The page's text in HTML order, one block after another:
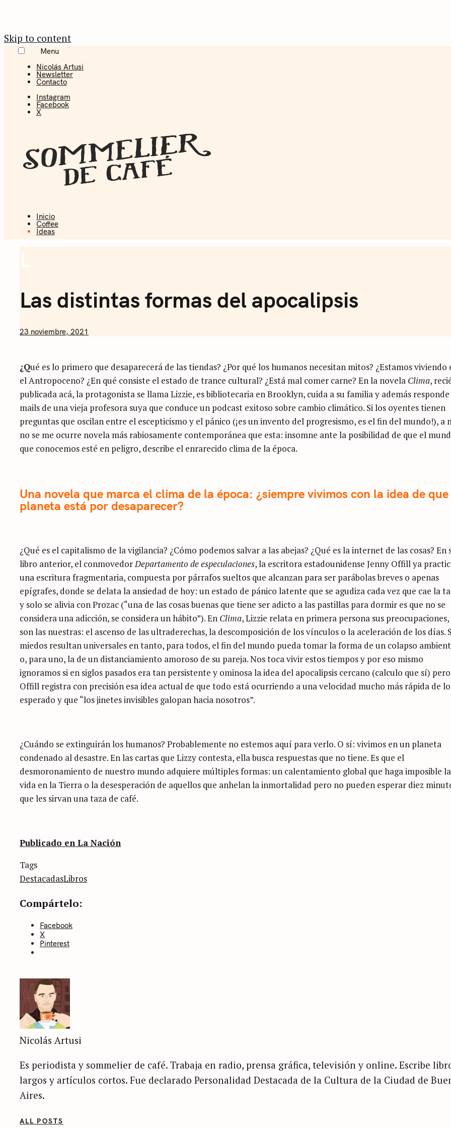
Skip to content
Menu
Nicolás Artusi
Newsletter
Contacto
Instagram
Facebook
X
Coffee + Ideas
Inicio
Coffee
Ideas
Las distintas formas del apocalipsis
by
23 noviembre, 2021
¿Qué es lo primero que desaparecerá de las tiendas? ¿Por qué los humanos necesitan mitos? ¿Estamos viviendo
el Antropoceno? ¿En qué consiste el estado de trance cultural? ¿Está mal comer carne? En la novela Clima,
publicada acá, la protagonista se llama Lizzie, es bibliotecaria en Brooklyn, cuida a su familia y además
mails de una vieja profesora suya que conduce un podcast exitoso sobre cambio climático. Si los oyentes tienen
preguntas que oscilan entre el escepticismo y el pánico (¡es un invento del progresismo, es el fin del mundo!), a
no se me ocurre novela más rabiosamente contemporánea que esta: insomne ante la posibilidad de que el
que conocemos esté en peligro, describe el enrarecido clima de la época.
Una novela que marca el clima de la época: ¿siempre vivimos con la idea de
planeta está por desaparecer?
¿Qué es el capitalismo de la vigilancia? ¿Cómo podemos salvar a las abejas? ¿Qué es la internet de las cosas? En
libro anterior, el conmovedorDepartamento de especulaciones, la escritora estadounidense Jenny Offill ya
una escritura fragmentaria, compuesta por párrafos sueltos que alcanzan para ser parábolas breves o apenas
epígrafes, donde se delata la ansiedad de hoy: un estado de pánico latente que se agudiza cada vez que cae la
y solo se alivia con Prozac (“una de las cosas buenas que tiene ser adicto a las pastillas para dormir es que no se
considera una adicción, se considera un hábito”). En Clima, Lizzie relata en primera persona sus preocupaciones,
son las nuestras: el ascenso de las ultraderechas, la descomposición de los vínculos o la aceleración de los días.
miedos resultan universales en tanto, para todos, el fin del mundo pueda tomar la forma de un colapso
o, para uno, la de un distanciamiento amoroso de su pareja. Nos toca vivir estos tiempos y por eso mismo
ignoramos si en siglos pasados era tan persistente y ominosa la idea del apocalipsis cercano (calculo que sí) pero
Offill registra con precisión esa idea actual de que todo está ocurriendo a una velocidad mucho más rápida de lo
esperado y que “los jinetes invisibles galopan hacia nosotros”.
¿Cuándo se extinguirán los humanos? Probablemente no estemos aquí para verlo. O sí: vivimos en un planeta
condenado al desastre. En las cartas que Lizzy contesta, ella busca respuestas que no tiene. Es que el
desmoronamiento de nuestro mundo adquiere múltiples formas: un calentamiento global que haga imposible la
vida en la Tierra o la desesperación de aquellos que anhelan la inmortalidad pero no pueden esperar diez
que les sirvan una taza de café.
Publicado en La Nación
Categories
categoría
Tags
DestacadasLibros
Compártelo:
Facebook
X
Pinterest
Nicolás Artusi
Es periodista y sommelier de café. Trabaja en radio, prensa gráfica, televisión y online. Escribe
largos y artículos cortos. Fue declarado Personalidad Destacada de la Cultura de la Ciudad de
Aires.
ALL POSTS